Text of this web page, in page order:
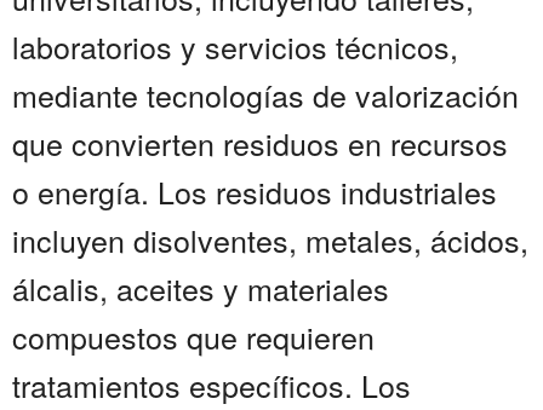
laboratorios y servicios técnicos,
mediante tecnologías de valorización
que convierten residuos en recursos
o energía. Los residuos industriales
incluyen disolventes, metales, ácidos,
álcalis, aceites y materiales
compuestos que requieren
tratamientos específicos. Los